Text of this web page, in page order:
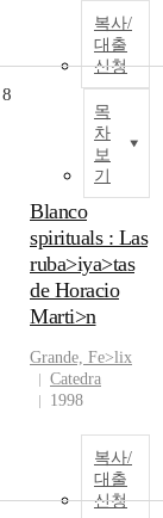
복사/
대출
신청
목
차
보
기
8
Blanco
spirituals : Las
ruba>iya>tas
de Horacio
Marti>n
Grande, Fe>lix
Catedra
1998
복사/
대출
신청